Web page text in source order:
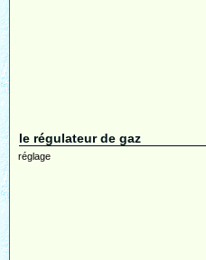
le régulateur de gaz
réglage